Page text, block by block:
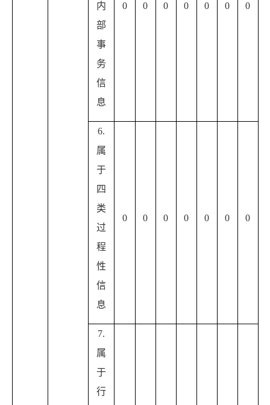
内
部
事
务
信
息
0 0 0 0 0 0 0
6.
属
于
四
类
过
程
性
信
息
0 0 0 0 0 0 0
7.
属
于
行